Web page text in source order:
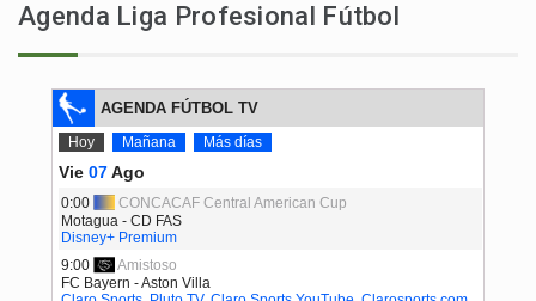
Agenda Liga Profesional Fútbol